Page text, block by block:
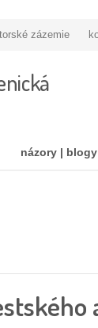
zázemie
názory | blogy